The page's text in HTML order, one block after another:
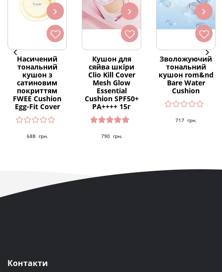
Насичений
тональний
кушон з
сатиновим
покриттям
FWEE Cushion
Egg-Fit Cover
688 грн.
Кушон для
сяйва шкіри
Clio Kill Cover
Mesh Glow
Essential
Cushion SPF50+
PA++++ 15г
5.00з 5
790 грн.
Зволожуючий
тональний
кушон rom&nd
Bare Water
Cushion
717 грн.
Контакти